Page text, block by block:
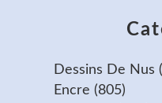
Dessins De Nus
Encre (805)